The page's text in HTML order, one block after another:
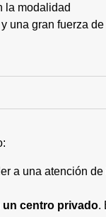
la modalidad
una gran fuerza de
a una atención de
un centro privado.